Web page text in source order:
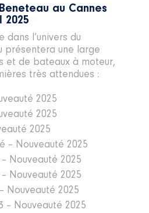
au Cannes
2025
dans l’univers du
présentera une large
et de bateaux à moteur,
très attendues :
2025
2025
2025
– Nouveauté 2025
Nouveauté 2025
Nouveauté 2025
Nouveauté 2025
– Nouveauté 2025